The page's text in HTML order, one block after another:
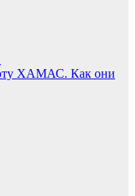
ХАМАС. Как они